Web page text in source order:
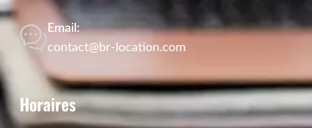
Email:
contact@br-location.com
Horaires